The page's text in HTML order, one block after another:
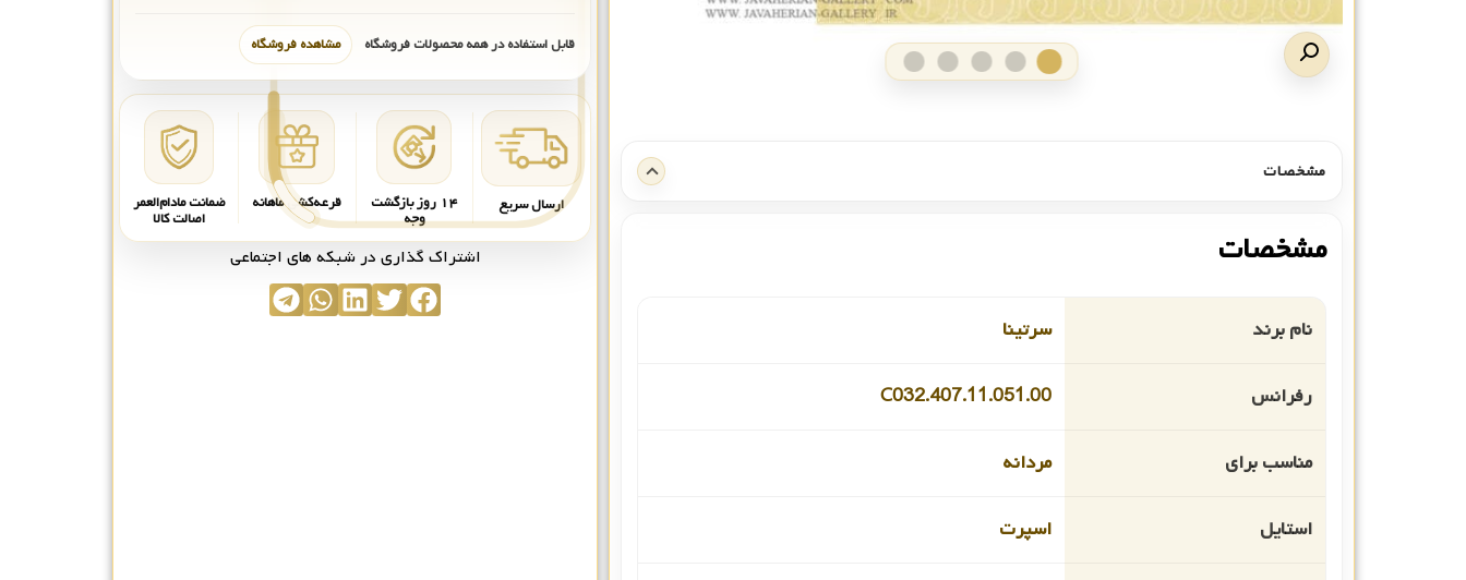
مشخصات
مشخصات
نام برند سرتینا
رفرانس C032.407.11.051.00
مناسب برای مردانه
استایل اسپرت
قابل استفاده در همه محصولات فروشگاه مشاهده فروشگاه
ارسال سریع ۱۴ روز بازگشت
وجه
قرعه‌کشی ماهانه ضمانت مادام‌العمر
اصالت کالا
اشتراک گذاری در شبکه های اجتماعی